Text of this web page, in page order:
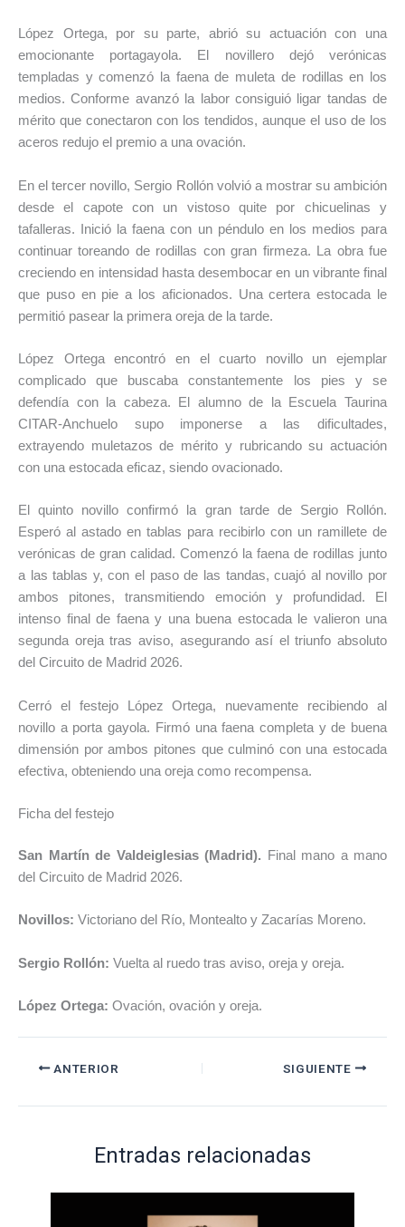
López Ortega, por su parte, abrió su actuación con una
emocionante portagayola. El novillero dejó verónicas
templadas y comenzó la faena de muleta de rodillas en los
medios. Conforme avanzó la labor consiguió ligar tandas de
mérito que conectaron con los tendidos, aunque el uso de los
aceros redujo el premio a una ovación.
En el tercer novillo, Sergio Rollón volvió a mostrar su ambición
desde el capote con un vistoso quite por chicuelinas y
tafalleras. Inició la faena con un péndulo en los medios para
continuar toreando de rodillas con gran firmeza. La obra fue
creciendo en intensidad hasta desembocar en un vibrante final
que puso en pie a los aficionados. Una certera estocada le
permitió pasear la primera oreja de la tarde.
López Ortega encontró en el cuarto novillo un ejemplar
complicado que buscaba constantemente los pies y se
defendía con la cabeza. El alumno de la Escuela Taurina
CITAR-Anchuelo supo imponerse a las dificultades,
extrayendo muletazos de mérito y rubricando su actuación
con una estocada eficaz, siendo ovacionado.
El quinto novillo confirmó la gran tarde de Sergio Rollón.
Esperó al astado en tablas para recibirlo con un ramillete de
verónicas de gran calidad. Comenzó la faena de rodillas junto
a las tablas y, con el paso de las tandas, cuajó al novillo por
ambos pitones, transmitiendo emoción y profundidad. El
intenso final de faena y una buena estocada le valieron una
segunda oreja tras aviso, asegurando así el triunfo absoluto
del Circuito de Madrid 2026.
Cerró el festejo López Ortega, nuevamente recibiendo al
novillo a porta gayola. Firmó una faena completa y de buena
dimensión por ambos pitones que culminó con una estocada
efectiva, obteniendo una oreja como recompensa.
Ficha del festejo
San Martín de Valdeiglesias (Madrid). Final mano a mano
del Circuito de Madrid 2026.
Novillos: Victoriano del Río, Montealto y Zacarías Moreno.
Sergio Rollón: Vuelta al ruedo tras aviso, oreja y oreja.
López Ortega: Ovación, ovación y oreja.
ANTERIOR SIGUIENTE
Entradas relacionadas